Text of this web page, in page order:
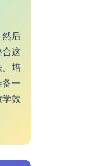
后
这
培
一
效